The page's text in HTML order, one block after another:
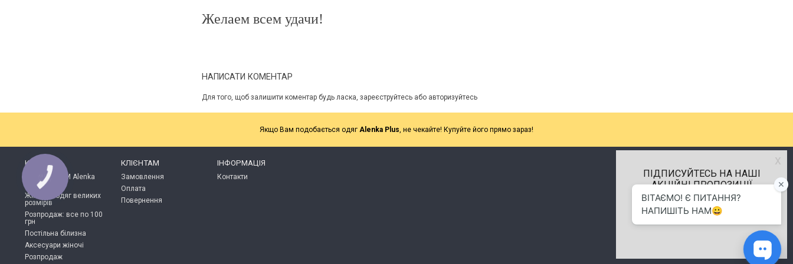
Желаем всем удачи!
НАПИСАТИ КОМЕНТАР
Для того, щоб залишити коментар будь ласка, зареєструйтесь або авторизуйтесь
Якщо Вам подобається одяг Alenka Plus, не чекайте! Купуйте його прямо зараз!
КАТАЛОГ
Продукція ТМ Alenka
Plus
Жіночий одяг великих
розмірів
Розпродаж: все по 100
грн
Постільна білизна
Аксесуари жіночі
Розпродаж
КЛІЄНТАМ
Замовлення
Оплата
Повернення
ІНФОРМАЦІЯ
Контакти
м.Хмельницький
(096) 484-01-01
info.alenkaplus@gmail.com
Alenka Plus © 2014- 2026
х
ПІДПИСУЙТЕСЬ НА НАШІ
АКЦІЙНІ ПРОПОЗИЦІЇ
КНОПКА
ЗВ'ЯЗКУ